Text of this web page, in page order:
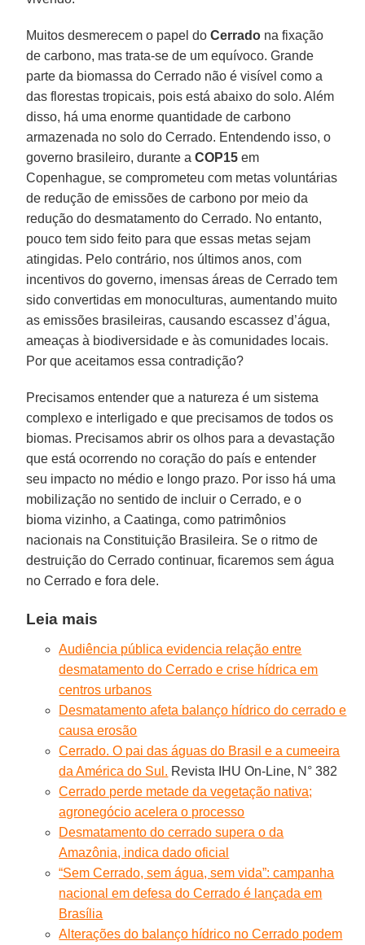
Muitos desmerecem o papel doCerrado na fixação
de carbono, mas trata-se de um equívoco. Grande
parte da biomassa do Cerrado não é visível como a
das florestas tropicais, pois está abaixo do solo. Além
disso, há uma enorme quantidade de carbono
armazenada no solo do Cerrado. Entendendo isso, o
governo brasileiro, durante aCOP15 em
Copenhague, se comprometeu com metas voluntárias
de redução de emissões de carbono por meio da
redução do desmatamento do Cerrado. No entanto,
pouco tem sido feito para que essas metas sejam
atingidas. Pelo contrário, nos últimos anos, com
incentivos do governo, imensas áreas de Cerrado tem
sido convertidas em monoculturas, aumentando muito
as emissões brasileiras, causando escassez d’água,
ameaças à biodiversidade e às comunidades locais.
Por que aceitamos essa contradição?
Precisamos entender que a natureza é um sistema
complexo e interligado e que precisamos de todos os
biomas. Precisamos abrir os olhos para a devastação
que está ocorrendo no coração do país e entender
seu impacto no médio e longo prazo. Por isso há uma
mobilização no sentido de incluir o Cerrado, e o
bioma vizinho, a Caatinga, como patrimônios
nacionais na Constituição Brasileira. Se o ritmo de
destruição do Cerrado continuar, ficaremos sem água
no Cerrado e fora dele.
Leia mais
Audiência pública evidencia relação entre
desmatamento do Cerrado e crise hídrica em
centros urbanos
Desmatamento afeta balanço hídrico do cerrado e
causa erosão
Cerrado. O pai das águas do Brasil e a cumeeira
da América do Sul. Revista IHU On-Line, N° 382
Cerrado perde metade da vegetação nativa;
agronegócio acelera o processo
Desmatamento do cerrado supera o da
Amazônia, indica dado oficial
“Sem Cerrado, sem água, sem vida”: campanha
nacional em defesa do Cerrado é lançada em
Brasília
Alterações do balanço hídrico no Cerrado podem